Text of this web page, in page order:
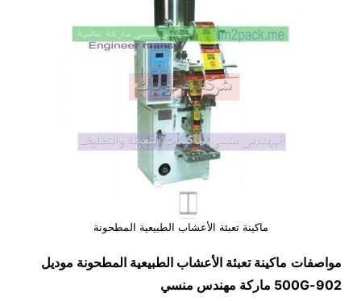
ماكينة تعبئة الأعشاب الطبيعية المطحونة
مواصفات ماكينة تعبئة الأعشاب الطبيعية المطحونة موديل
902-500G
ماركة مهندس منسي